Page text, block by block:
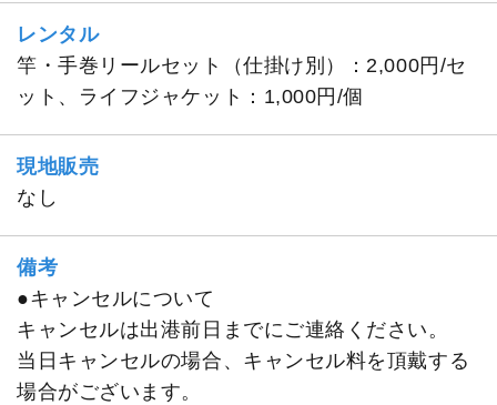
レンタル
竿・手巻リールセット（仕掛け別）：2,000円/セ
ット、ライフジャケット：1,000円/個
現地販売
なし
備考
●キャンセルについて
キャンセルは出港前日までにご連絡ください。
当日キャンセルの場合、キャンセル料を頂戴する
場合がございます。